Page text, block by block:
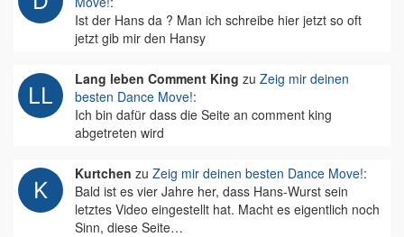
Ist der Hans da ? Man ich schreibe hier jetzt so oft
jetzt gib mir den Hansy
Lang leben Comment King zu Zeig mir deinen
besten Dance Move!:
Ich bin dafür dass die Seite an comment king
abgetreten wird
Kurtchen zu Zeig mir deinen besten Dance Move!:
Bald ist es vier Jahre her, dass Hans-Wurst sein
letztes Video eingestellt hat. Macht es eigentlich noch
Sinn, diese Seite…